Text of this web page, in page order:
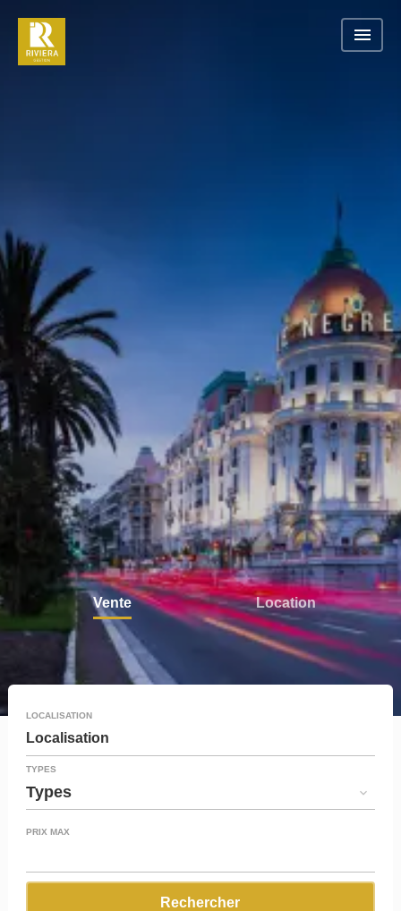
Vente Location
LOCALISATION
Localisation
TYPES
Types
PRIX MAX
Rechercher
Bienvenue sur le site de Riviera